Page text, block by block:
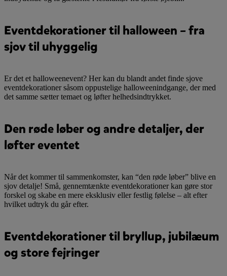
Eventdekorationer til halloween – fra
sjov til uhyggelig
Er det et halloweenevent? Her kan du blandt andet finde sjove
eventdekorationer såsom oppustelige halloweenindgange, der med
det samme sætter temaet og løfter helhedsindtrykket.
Den røde løber og andre detaljer, der
løfter eventet
Når det kommer til sammenkomster, kan “den røde løber” blive en
sjov detalje! Små, gennemtænkte eventdekorationer kan gøre stor
forskel og skabe en mere eksklusiv eller festlig følelse – alt efter
hvilket udtryk du går efter.
Eventdekorationer til bryllup, jubilæum
og store fejringer